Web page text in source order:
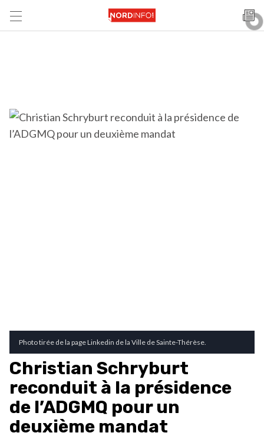
Photo tirée de la page Linkedin de la Ville de Sainte-Thérèse.
Christian Schryburt
reconduit à la présidence
de l’ADGMQ pour un
deuxième mandat